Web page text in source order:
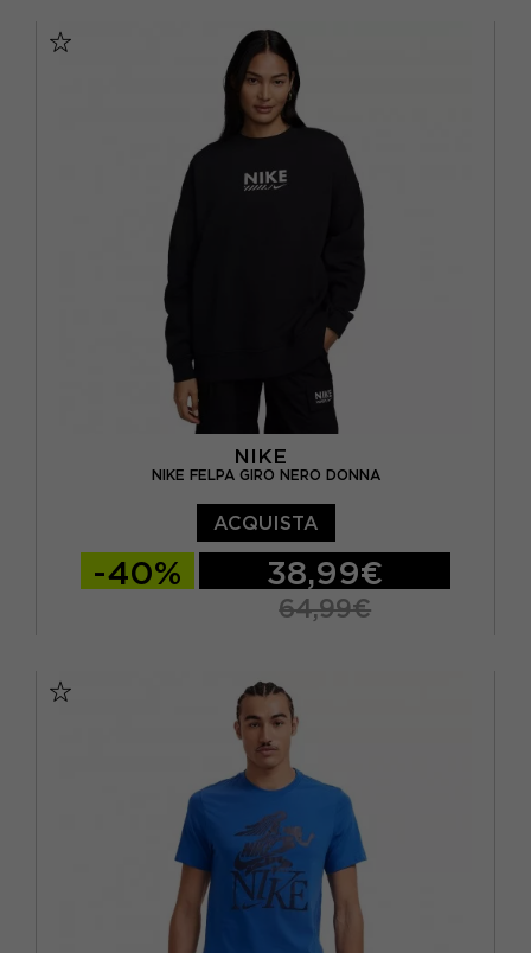
NIKE
NIKE FELPA GIRO NERO DONNA
ACQUISTA
-40% 38,99€
64,99€